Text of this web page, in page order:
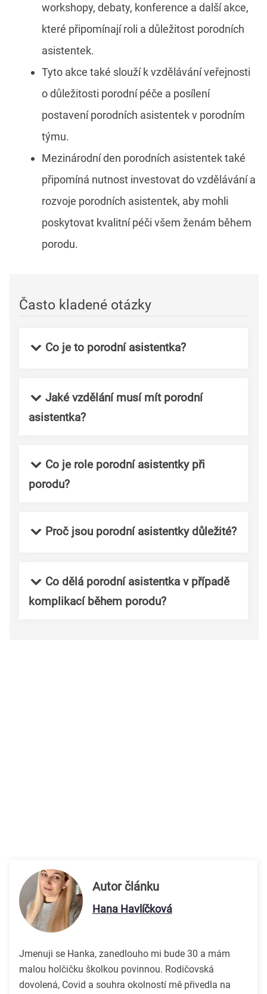
workshopy, debaty, konference a další akce,
které připomínají roli a důležitost porodních
asistentek.
Tyto akce také slouží k vzdělávání veřejnosti
o důležitosti porodní péče a posílení
postavení porodních asistentek v porodním
týmu.
Mezinárodní den porodních asistentek také
připomíná nutnost investovat do vzdělávání a
rozvoje porodních asistentek, aby mohli
poskytovat kvalitní péči všem ženám během
porodu.
Často kladené otázky
Co je to porodní asistentka?
Jaké vzdělání musí mít porodní
asistentka?
Co je role porodní asistentky při
porodu?
Proč jsou porodní asistentky důležité?
Co dělá porodní asistentka v případě
komplikací během porodu?
Autor článku
Hana Havlíčková
Jmenuji se Hanka, zanedlouho mi bude 30 a mám
malou holčičku školkou povinnou. Rodičovská
dovolená, Covid a souhra okolností mě přivedla na